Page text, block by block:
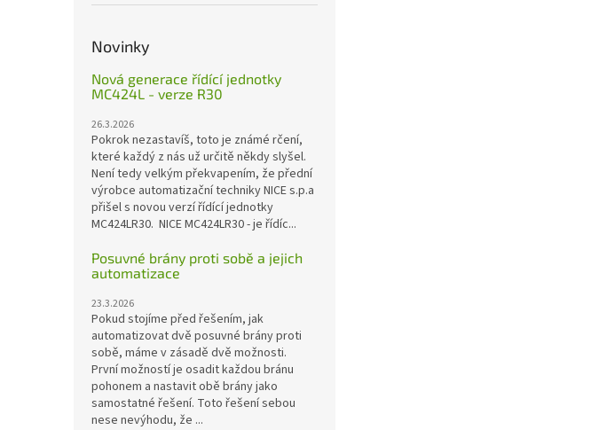
Novinky
Nová generace řídící jednotky
MC424L - verze R30
26.3.2026
Pokrok nezastavíš, toto je známé rčení,
které každý z nás už určitě někdy slyšel.
Není tedy velkým překvapením, že přední
výrobce automatizační techniky NICE s.p.a
přišel s novou verzí řídící jednotky
MC424LR30. NICE MC424LR30 - je řídíc...
Posuvné brány proti sobě a jejich
automatizace
23.3.2026
Pokud stojíme před řešením, jak
automatizovat dvě posuvné brány proti
sobě, máme v zásadě dvě možnosti.
První možností je osadit každou bránu
pohonem a nastavit obě brány jako
samostatné řešení. Toto řešení sebou
nese nevýhodu, že ...